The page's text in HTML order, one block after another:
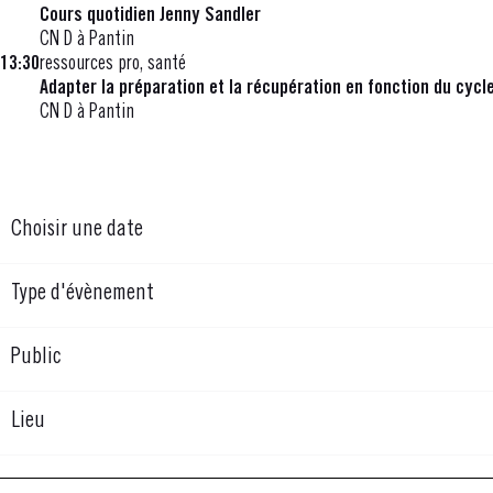
Cours quotidien Jenny Sandler
CN D à Pantin
13:30ressources pro, santé
Adapter la préparation et la récupération en fonction du
CN D à Pantin
Choisir une date
Type d'évènement
Public
Lieu